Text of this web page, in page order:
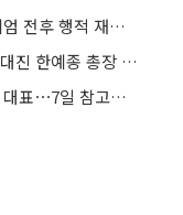
내란특검, 홍철호 전 정무수석 소환⋯계엄 전후 행적 재구성
내란특검, 계엄 당일 ‘학교 출입통제’ 김대진 한예종 총장 소환
내란특검 “우원식 의장, 계엄 해제 기관 대표⋯7일 참고인 조사”